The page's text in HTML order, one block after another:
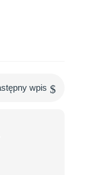
wpis $